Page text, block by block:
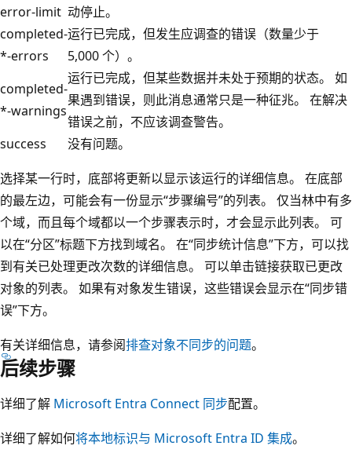
error-limit 动停止。
completed-
*-errors
运行已完成，但发生应调查的错误（数量少于
5,000 个）。
completed-
*-warnings
运行已完成，但某些数据并未处于预期的状态。 如
果遇到错误，则此消息通常只是一种征兆。 在解决
错误之前，不应该调查警告。
success
没有问题。
选择某一行时，底部将更新以显示该运行的详细信息。 在底部
的最左边，可能会有一份显示“步骤编号”的列表。
仅当林中有多
个域，而且每个域都以一个步骤表示时，才会显示此列表。 可
以在“分区”标题下方找到域名。 在“同步统计信息”下方，可以找
到有关已处理更改次数的详细信息。
可以单击链接获取已更改
对象的列表。 如果有对象发生错误，这些错误会显示在“同步错
误”下方。
有关详细信息，请参阅排查对象不同步的问题。
后续步骤
详细了解 Microsoft Entra Connect 同步配置。
详细了解如何将本地标识与 Microsoft Entra ID 集成。